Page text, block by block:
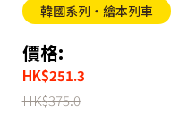
韓國系列‧繪本列車
價格:
HK$251.3
HK$375.0